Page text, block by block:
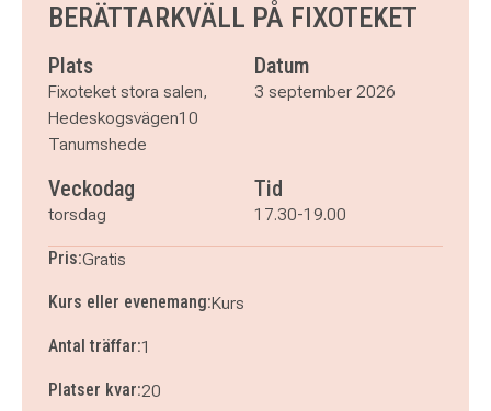
BERÄTTARKVÄLL PÅ FIXOTEKET
Plats
Fixoteket stora salen,
Hedeskogsvägen10
Tanumshede
Datum
3 september 2026
Veckodag
torsdag
Tid
17.30-19.00
Pris:Gratis
Kurs eller evenemang:Kurs
Antal träffar:1
Platser kvar:20